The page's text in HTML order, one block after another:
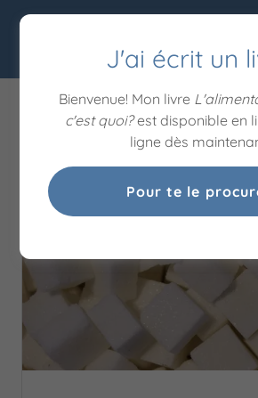
BLOGUE
J'ai écrit un
Bienvenue! Mon livre
c'est quoi?est disponible en
ligne dès
Pour te le